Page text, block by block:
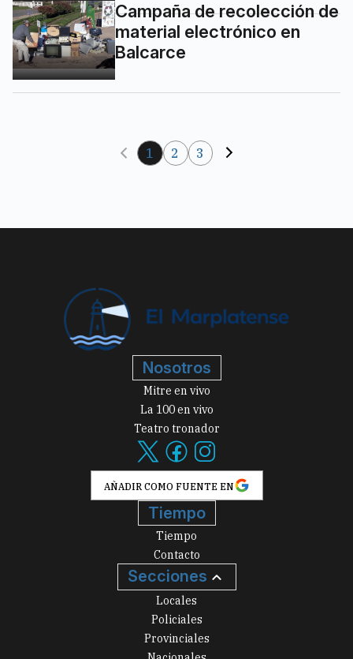
Campaña de recolección de
material electrónico en
Balcarce
1 2 3
Nosotros
Mitre en vivo
La 100 en vivo
Teatro tronador
AÑADIR COMO FUENTE EN
Tiempo
Tiempo
Contacto
Secciones
Locales
Policiales
Provinciales